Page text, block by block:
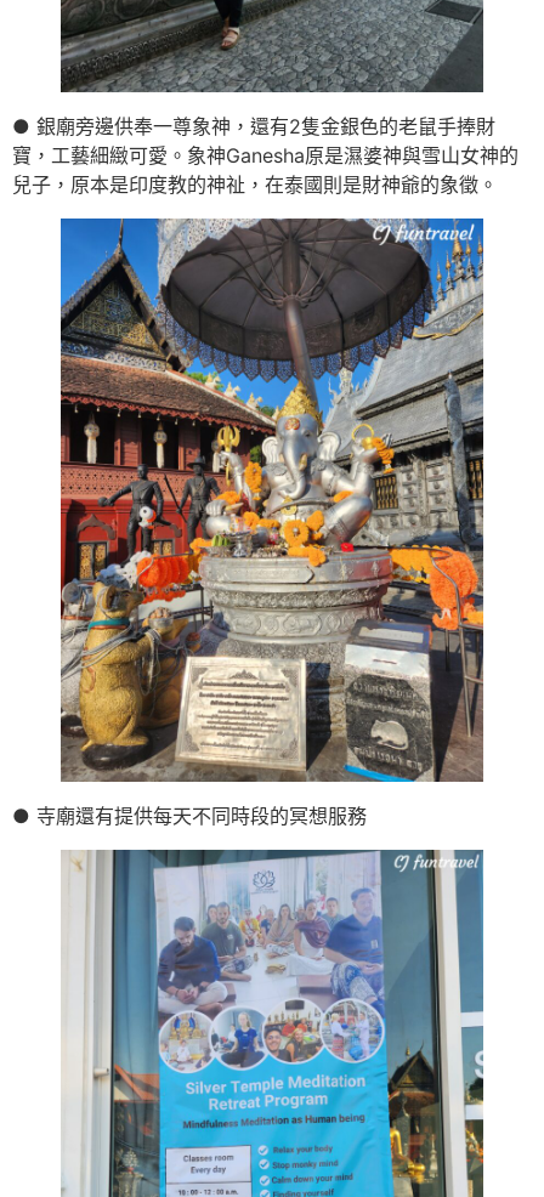
● 銀廟旁邊供奉一尊象神，還有2隻金銀色的老鼠手捧財
寶，工藝細緻可愛。象神Ganesha原是濕婆神與雪山女神的
兒子，原本是印度教的神祉，在泰國則是財神爺的象徵。
● 寺廟還有提供每天不同時段的冥想服務